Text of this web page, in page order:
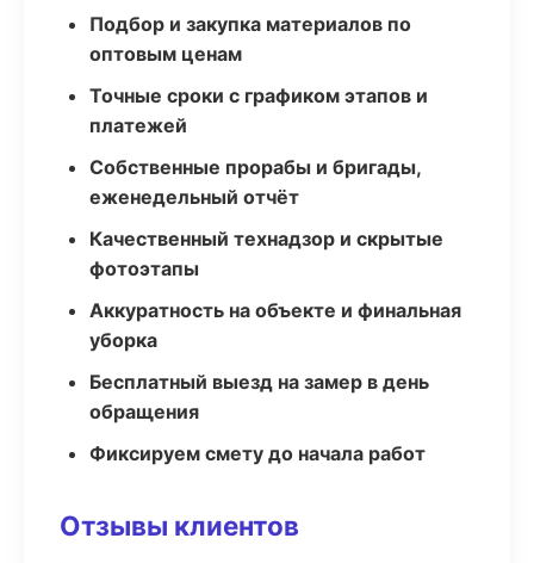
Подбор и закупка материалов по
оптовым ценам
Точные сроки с графиком этапов и
платежей
Собственные прорабы и бригады,
еженедельный отчёт
Качественный технадзор и скрытые
фотоэтапы
Аккуратность на объекте и финальная
уборка
Бесплатный выезд на замер в день
обращения
Фиксируем смету до начала работ
Отзывы клиентов